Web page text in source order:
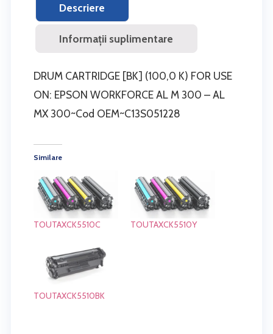
Descriere
Informații suplimentare
DRUM CARTRIDGE [BK] (100,0 K) FOR USE
ON: EPSON WORKFORCE AL M 300 – AL
MX 300~Cod OEM~C13S051228
Similare
TOUTAXCK5510C TOUTAXCK5510Y
TOUTAXCK5510BK